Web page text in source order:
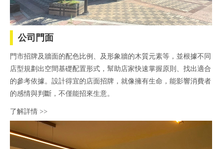
公司門面
門市招牌及牆面的配色比例、及形象牆的木質元素等，並根據不同
店型規劃出空間基礎配置形式，幫助店家快速掌握原則、找出適合
的參考依據。設計得宜的店面招牌，就像擁有生命，能影響消費者
的感情與判斷，不僅能招來生意。
了解詳情 >>